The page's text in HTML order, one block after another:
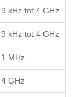
9 kHz tot 4 GHz
9 kHz tot 4 GHz
1 MHz
4 GHz